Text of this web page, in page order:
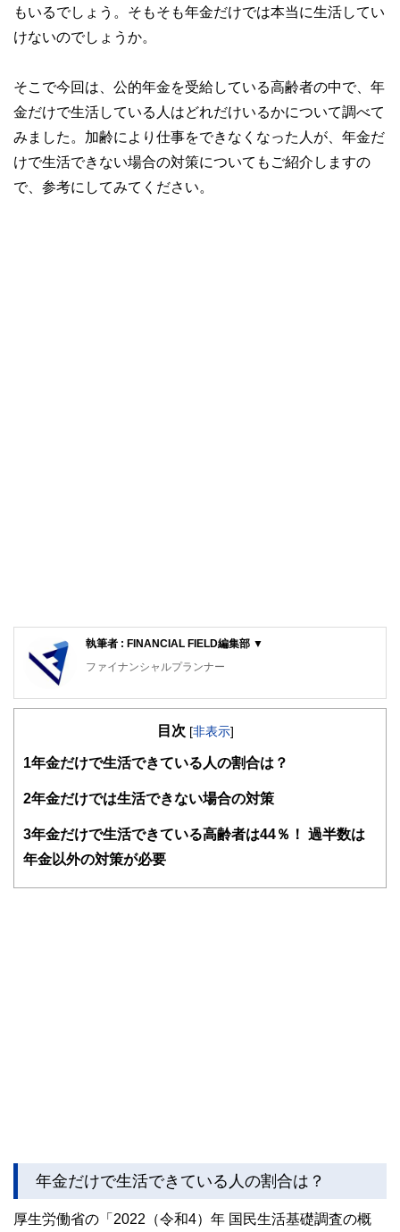
もいるでしょう。そもそも年金だけでは本当に生活してい
けないのでしょうか。
そこで今回は、公的年金を受給している高齢者の中で、年
金だけで生活している人はどれだけいるかについて調べて
みました。加齢により仕事をできなくなった人が、年金だ
けで生活できない場合の対策についてもご紹介しますの
で、参考にしてみてください。
執筆者 : FINANCIAL FIELD編集部 ▼
ファイナンシャルプランナー
FinancialField編集部は、金融、経済に関する記事を、日々
知識がない方でも理解できるようわかりやすく発信していま
得者を中心に「お金や暮らし」に関する書籍・雑誌の編集経
験者で構成され、企画立案から記事掲載まですべての工程に
FinancialFieldの特徴は、ファイナンシャルプランナー、弁
ドバイザー、DCプランナー、公認会計士、社会保険労務
目次 [非表示]
1 年金だけで生活できている人の割合は？
2年金だけでは生活できない場合の対策
3年金だけで生活できている高齢者は44％！ 過半数は
年金以外の対策が必要
年金だけで生活できている人の割合は？
厚生労働省の「2022（令和4）年 国民生活基礎調査の概